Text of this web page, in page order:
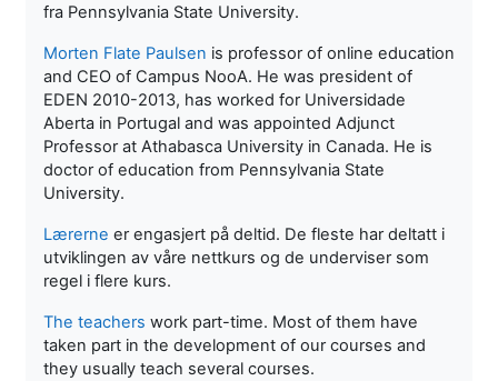
fra Pennsylvania State University.
Morten Flate Paulsen is professor of online education
and CEO of Campus NooA. He was president of
EDEN 2010-2013, has worked for Universidade
Aberta in Portugal and was appointed Adjunct
Professor at Athabasca University in Canada. He is
doctor of education from Pennsylvania State
University.
Lærerne er engasjert på deltid. De fleste har deltatt i
utviklingen av våre nettkurs og de underviser som
regel i flere kurs.
The teachers work part-time. Most of them have
taken part in the development of our courses and
they usually teach several courses.